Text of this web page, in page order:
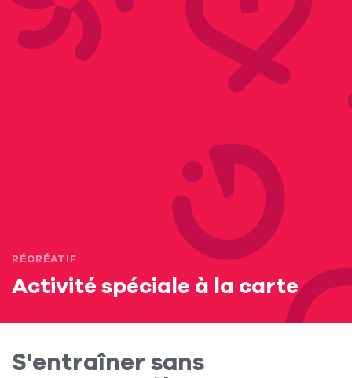
RÉCRÉATIF
Activité spéciale à la carte
S'entraîner sans